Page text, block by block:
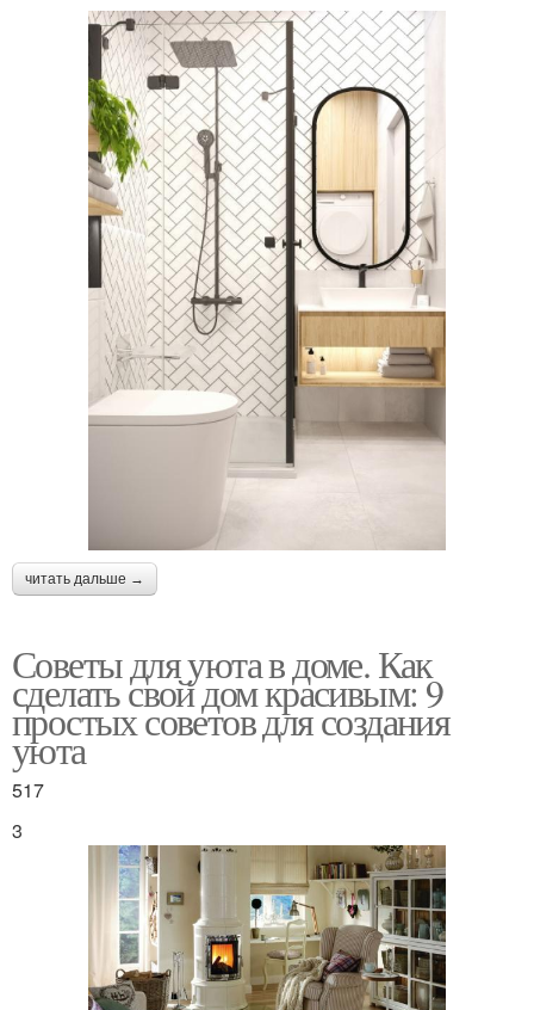
читать дальше →
Советы для уюта в доме. Как
сделать свой дом красивым: 9
простых советов для создания
уюта
517
3